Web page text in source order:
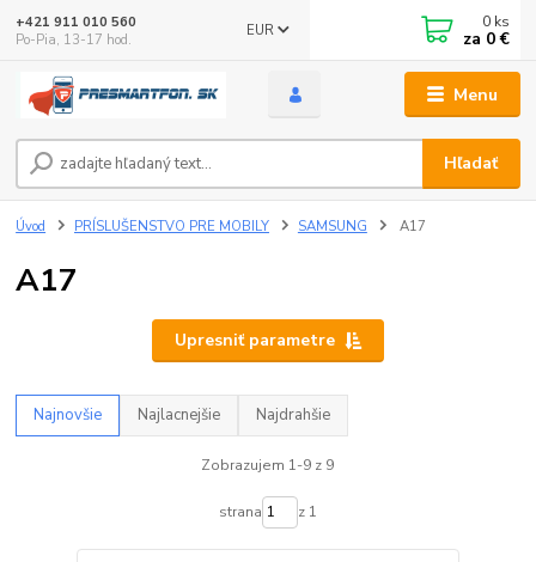
Menu
EUR
Hľadať
+421 911 010 560
Po-Pia, 13-17 hod.
0 ks
za 0 €
Úvod PRÍSLUŠENSTVO PRE MOBILY SAMSUNG A17
A17
Upresniť parametre
Najnovšie Najlacnejšie Najdrahšie
Zobrazujem 1-9 z 9
strana z 1